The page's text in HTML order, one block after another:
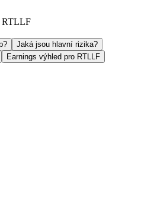
RTLLF
Jaká jsou hlavní rizika?
Earnings výhled pro RTLLF